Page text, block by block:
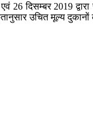
दिसम्बर 2019
उचित मूल्‍य दुकानों